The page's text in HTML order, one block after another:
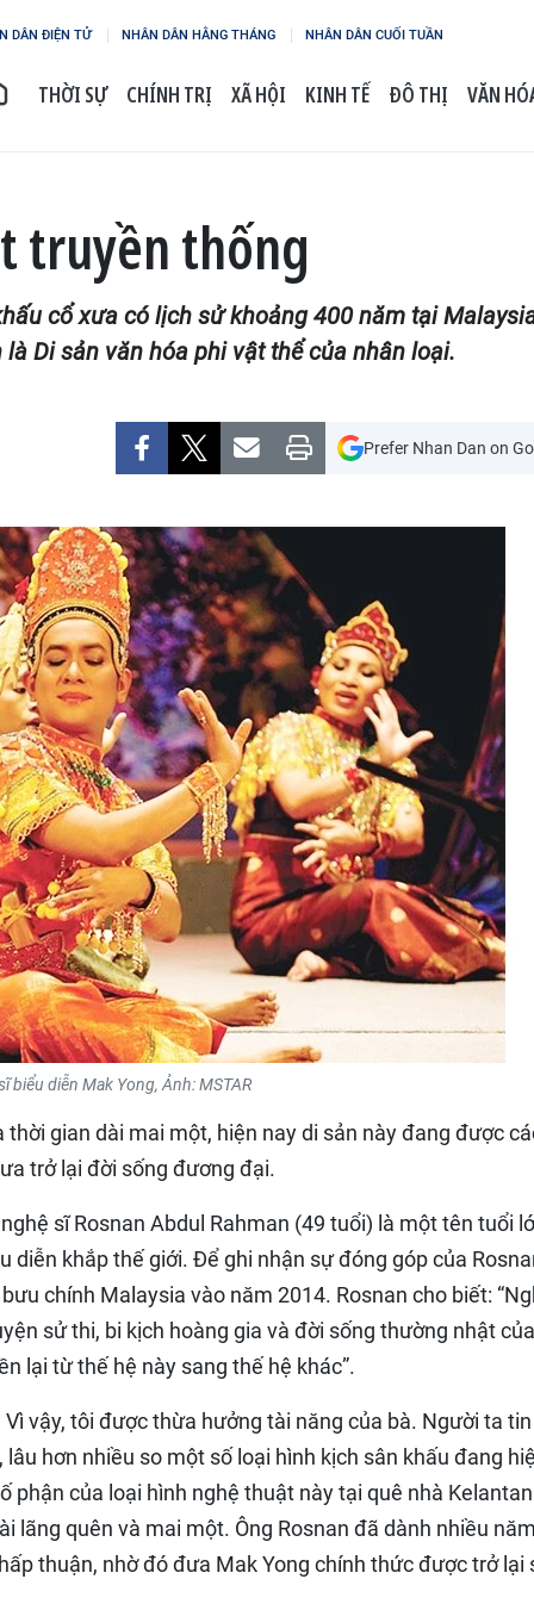
DÂN ĐIỆN TỬ NHÂN DÂN HẰNG THÁNG NHÂN DÂN CUỐI TUẦN
THỜI SỰ CHÍNH TRỊ XÃ HỘI KINH TẾ ĐÔ THỊ VĂN
truyền thống
cổ xưa có lịch sử khoảng 400 năm tại
là Di sản văn hóa phi vật thể của nhân loại.
Prefer Nhan Dan on
biểu diễn Mak Yong, Ảnh: MSTAR
gian dài mai một, hiện nay di sản này đang được
trở lại đời sống đương đại.
sĩ Rosnan Abdul Rahman (49 tuổi) là một tên tuổi
diễn khắp thế giới. Để ghi nhận sự đóng góp của
chính Malaysia vào năm 2014. Rosnan cho biết:
sử thi, bi kịch hoàng gia và đời sống thường nhật của
lại từ thế hệ này sang thế hệ khác”.
vậy, tôi được thừa hưởng tài năng của bà. Người ta tin
hơn nhiều so một số loại hình kịch sân khấu đang
phận của loại hình nghệ thuật này tại quê nhà
lãng quên và mai một. Ông Rosnan đã dành nhiều
thuận, nhờ đó đưa Mak Yong chính thức được trở lại